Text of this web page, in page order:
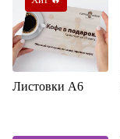
Листовки А6